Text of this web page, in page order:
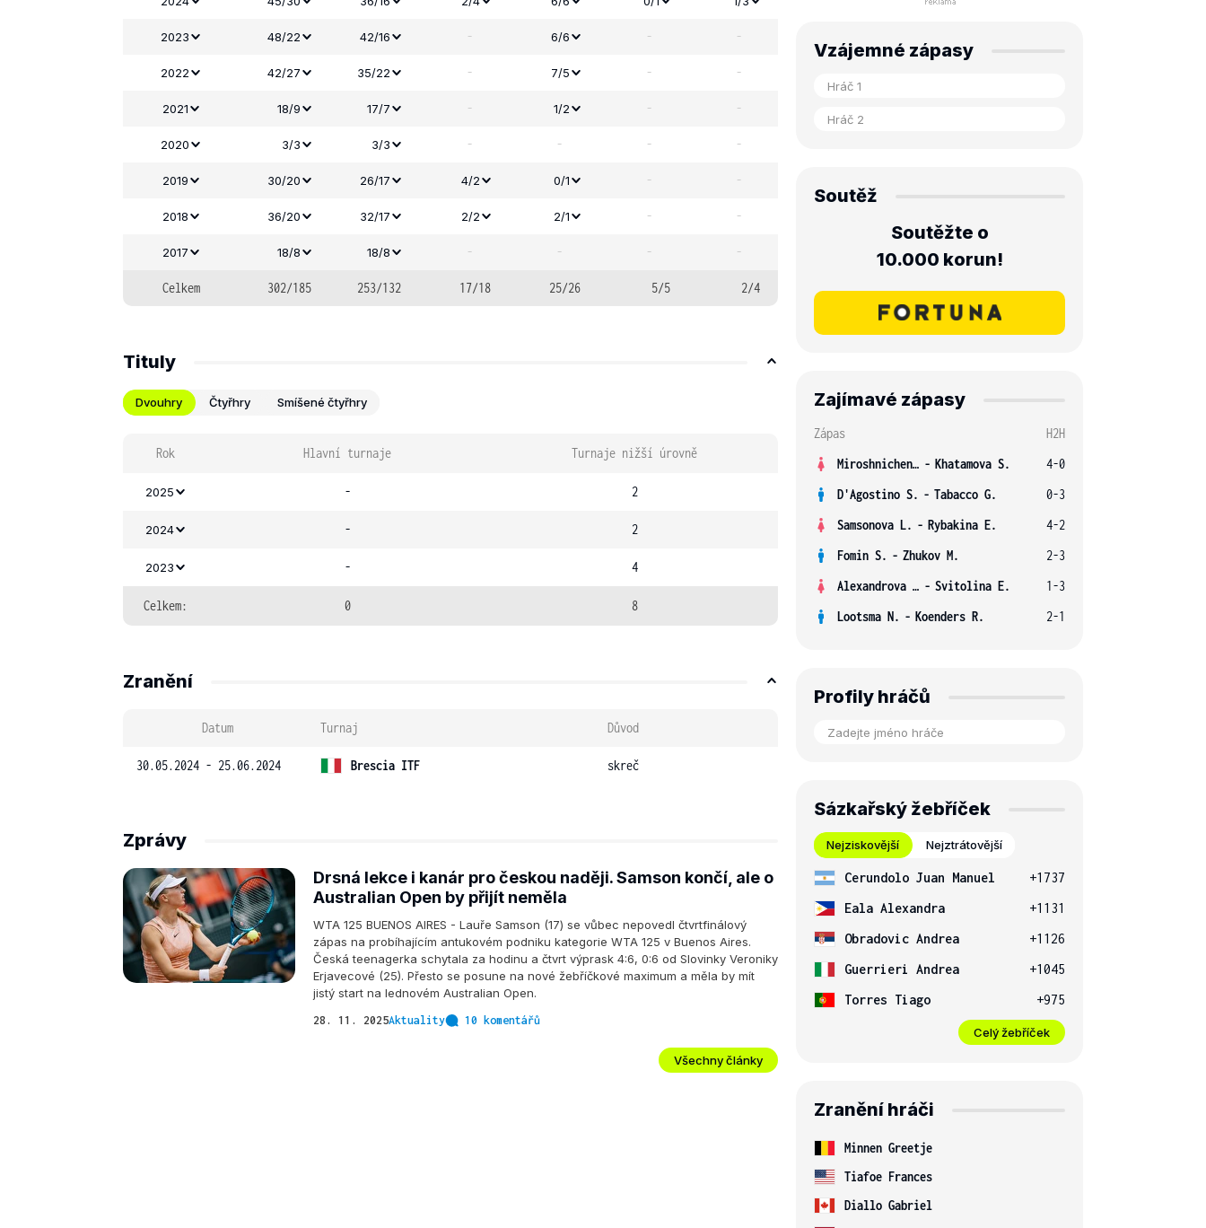
2023 48/22 42/16 - 6/6 - -
2022 42/27 35/22 - 7/5 - -
2021 18/9 17/7 - 1/2 - -
2020 3/3 3/3 - - - -
2019 30/20 26/17 4/2 0/1 - -
2018 36/20 32/17 2/2 2/1 - -
2017 18/8 18/8 - - - -
Celkem 302/185 253/132 17/18 25/26 5/5 2/4
Tituly
Dvouhry Čtyřhry Smíšené čtyřhry
Rok Hlavní turnaje Turnaje nižší úrovně
2025 - 2
2024 - 2
2023 - 4
Celkem: 0 8
Zranění
Datum Turnaj Důvod
30.05.2024 - 25.06.2024 Brescia ITF skreč
Zprávy
Drsná lekce i kanár pro českou naději. Samson končí, ale o
Australian Open by přijít neměla
WTA 125 BUENOS AIRES - Lauře Samson (17) se vůbec nepovedl čtvrtfinálový
zápas na probíhajícím antukovém podniku kategorie WTA 125 v Buenos Aires.
Česká teenagerka schytala za hodinu a čtvrt výprask 4:6, 0:6 od Slovinky Veroniky
Erjavecové (25). Přesto se posune na nové žebříčkové maximum a měla by mít
jistý start na lednovém Australian Open.
28. 11. 2025Aktuality 10 komentářů
Všechny články
Vzájemné zápasy
Soutěž
Soutěžte o
10.000 korun!
Zajímavé zápasy
Zápas
H2H
Miroshnichenko V. - Khatamova S.
4-0
D'Agostino S. - Tabacco G.
0-3
Samsonova L. - Rybakina E.
4-2
Fomin S. - Zhukov M.
2-3
Alexandrova E. - Svitolina E.
1-3
Lootsma N. - Koenders R. 2-1
Profily hráčů
Sázkařský žebříček
Nejziskovější Nejztrátovější
Cerundolo Juan Manuel
+1737
Eala Alexandra
+1131
Obradovic Andrea
+1126
Guerrieri Andrea
+1045
Torres Tiago
+975
Celý žebříček
Zranění hráči
Minnen Greetje
Tiafoe Frances
Diallo Gabriel